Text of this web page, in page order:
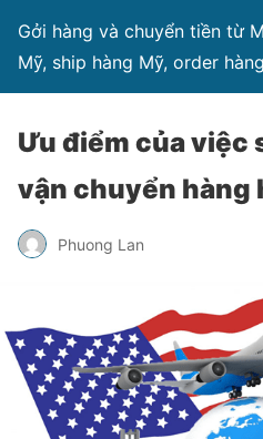
Gởi hàng và chuyển tiền từ
Mỹ, ship hàng Mỹ, order
Ưu điểm của việc
vận chuyển hàng
Phuong Lan